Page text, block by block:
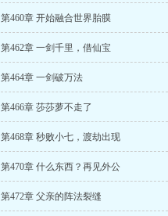
第460章 开始融合世界胎膜
第462章 一剑千里，借仙宝
第464章 一剑破万法
第466章 莎莎萝不走了
第468章 秒败小七，渡劫出现
第470章 什么东西？再见外公
第472章 父亲的阵法裂缝